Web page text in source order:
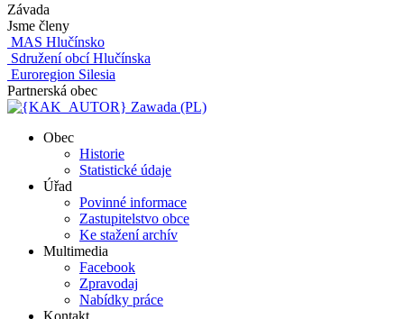
Závada
Jsme členy
MAS Hlučínsko
Sdružení obcí Hlučínska
Euroregion Silesia
Partnerská obec
Zawada (PL)
Obec
Historie
Statistické údaje
Úřad
Povinné informace
Zastupitelstvo obce
Ke stažení archív
Multimedia
Facebook
Zpravodaj
Nabídky práce
Kontakt